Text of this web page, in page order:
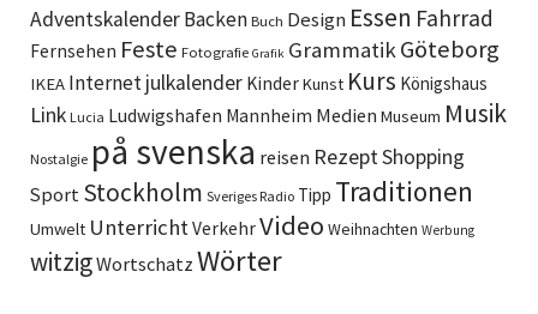
AdventskalenderBacken Buch Design Essen Fahrrad
Fernsehen Feste Fotografie Grafik GrammatikGöteborg
IKEA Internetjulkalender KinderKunst Kurs Königshaus
Link Lucia Ludwigshafen Mannheim Medien Museum Musik
Nostalgie på svenska reisen RezeptShopping
Sport Stockholm Sveriges Radio Tipp Traditionen
Umwelt UnterrichtVerkehrVideo Weihnachten Werbung
witzigWortschatz Wörter